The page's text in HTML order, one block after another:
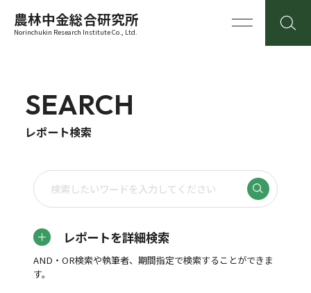
農林中金総合研究所
Norinchukin Research Institute Co., Ltd.
SEARCH
レポート検索
レポートを詳細検索
AND・OR検索や執筆者、期間指定で検索することができま
す。